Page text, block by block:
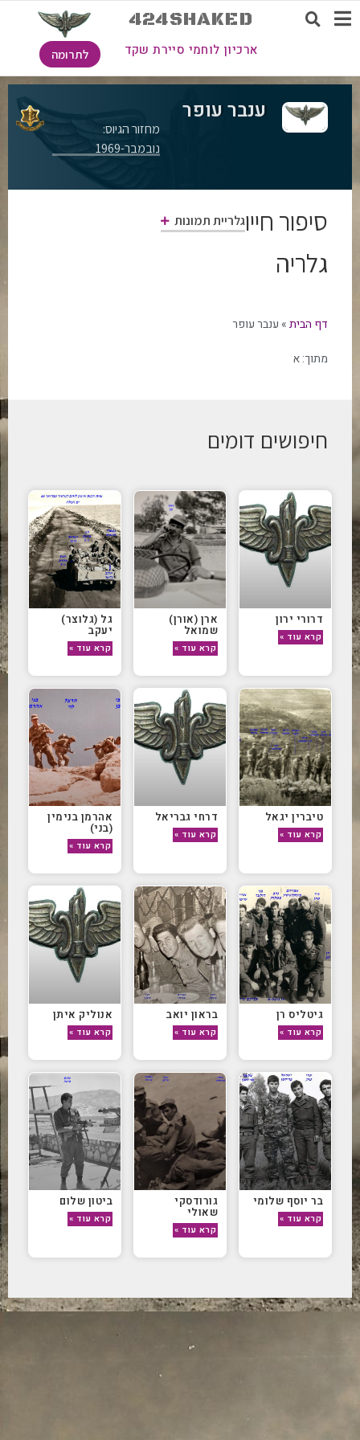
424SHAKED
ארכיון לוחמי סיירת שקד לתרומה
ענבר עופר
מחזור הגיוס:
נובמבר-1969
סיפור חייוגלריית תמונות
גלריה
דף הבית» ענבר עופר
מתוך:א
חיפושים דומים
דרורי ירון
קרא עוד »
ארן (אורן)
שמואל
קרא עוד »
גל (גלוצר)
יעקב
קרא עוד »
טיברין יגאל
קרא עוד »
דרחי גבריאל
קרא עוד »
אהרמן בנימין
(בני)
קרא עוד »
גיטליס רן
קרא עוד »
בראון יואב
קרא עוד »
אנוליק איתן
קרא עוד »
בר יוסף שלומי
קרא עוד »
גורודסקי
שאולי
קרא עוד »
ביטון שלום
קרא עוד »